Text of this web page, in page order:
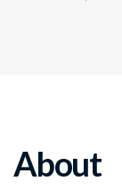
About